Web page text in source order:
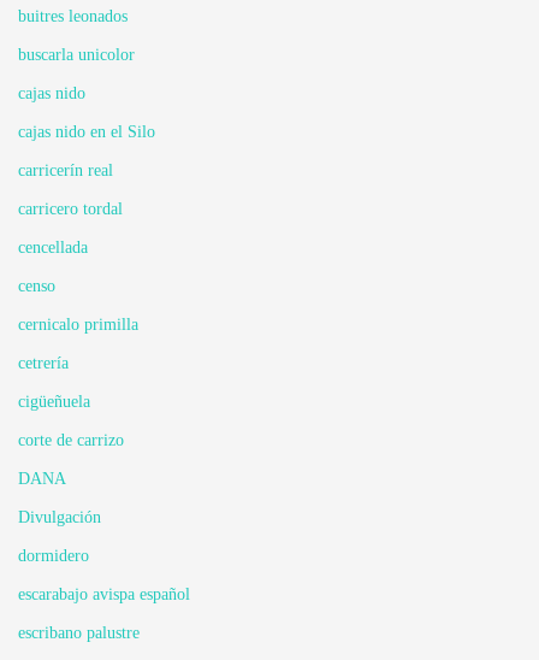
buitres leonados
buscarla unicolor
cajas nido
cajas nido en el Silo
carricerín real
carricero tordal
cencellada
censo
cernicalo primilla
cetrería
cigüeñuela
corte de carrizo
DANA
Divulgación
dormidero
escarabajo avispa español
escribano palustre